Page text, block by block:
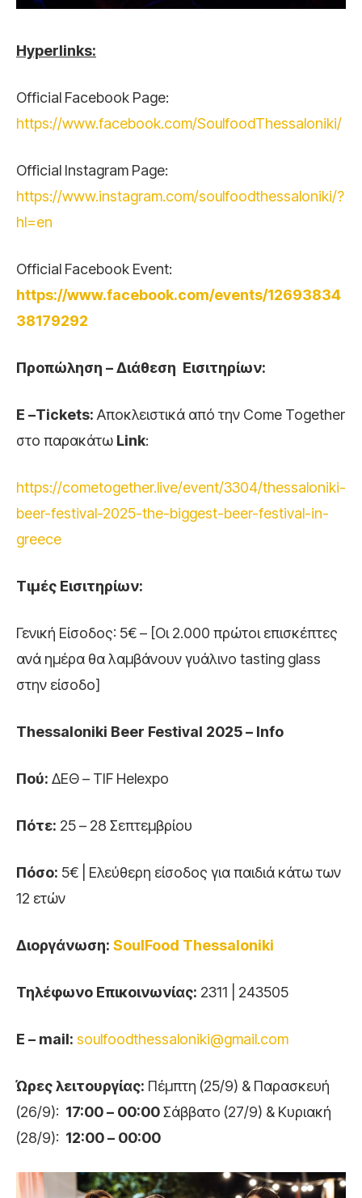
Hyperlinks:
Official Facebook Page:
https://www.facebook.com/SoulfoodThessaloniki/
Official Instagram Page:
https://www.instagram.com/soulfoodthessaloniki/?
hl=en
Official Facebook Event:
https://www.facebook.com/events/12693834
38179292
Προπώληση – Διάθεση Εισιτηρίων:
E –Tickets: Αποκλειστικά από την Come Together
στο παρακάτω Link:
https://cometogether.live/event/3304/thessaloniki-
beer-festival-2025-the-biggest-beer-festival-in-
greece
Τιμές Εισιτηρίων:
Γενική Είσοδος: 5€ – [Οι 2.000 πρώτοι επισκέπτες
ανά ημέρα θα λαμβάνουν γυάλινο tasting glass
στην είσοδο]
Thessaloniki Beer Festival 2025 – Info
Πού: ΔΕΘ – TIF Helexpo
Πότε: 25 – 28 Σεπτεμβρίου
Πόσο: 5€ | Ελεύθερη είσοδος για παιδιά κάτω των
12 ετών
Διοργάνωση: SoulFood Thessaloniki
Τηλέφωνο Επικοινωνίας: 2311 | 243505
E – mail: soulfoodthessaloniki@gmail.com
Ώρες λειτουργίας: Πέμπτη (25/9) & Παρασκευή
(26/9): 17:00 – 00:00Σάββατο (27/9) & Κυριακή
(28/9): 12:00 – 00:00